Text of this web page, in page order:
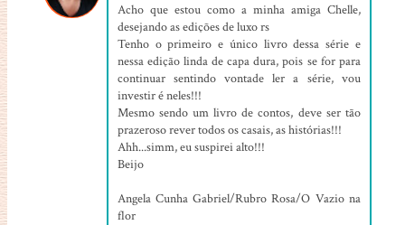
Acho que estou como a minha amiga Chelle,
desejando as edições de luxo rs
Tenho o primeiro e único livro dessa série e
nessa edição linda de capa dura, pois se for para
continuar sentindo vontade ler a série, vou
investir é neles!!!
Mesmo sendo um livro de contos, deve ser tão
prazeroso rever todos os casais, as histórias!!!
Ahh...simm, eu suspirei alto!!!
Beijo
Angela Cunha Gabriel/Rubro Rosa/O Vazio na
flor